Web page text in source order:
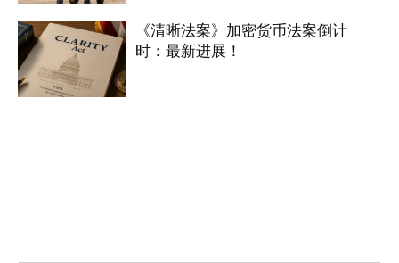
《清晰法案》加密货币法案倒计
时：最新进展！